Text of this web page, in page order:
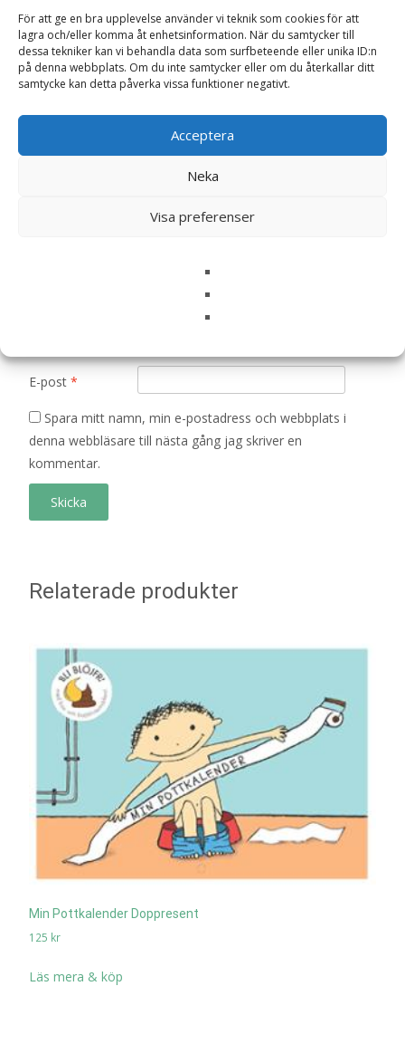
För att ge en bra upplevelse använder vi teknik som cookies för att
lagra och/eller komma åt enhetsinformation. När du samtycker till
dessa tekniker kan vi behandla data som surfbeteende eller unika ID:n
på denna webbplats. Om du inte samtycker eller om du återkallar ditt
samtycke kan detta påverka vissa funktioner negativt.
Acceptera
Neka
Visa preferenser
Det finns inga recensioner än.
Bli först med att recensera ”Sparbössa,
barnvagn”
E-post *
Spara mitt namn, min e-postadress och webbplats i
denna webbläsare till nästa gång jag skriver en
kommentar.
Relaterade produkter
Min Pottkalender Doppresent
125 kr
Läs mera & köp